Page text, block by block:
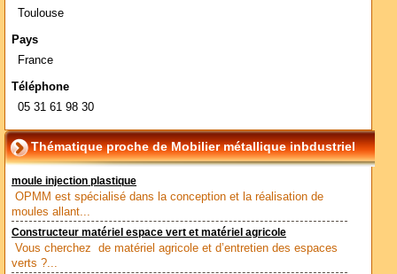
Toulouse
Pays
France
Téléphone
05 31 61 98 30
Thématique proche de Mobilier métallique inbdustriel
moule injection plastique
OPMM est spécialisé dans la conception et la réalisation de
moules allant...
Constructeur matériel espace vert et matériel agricole
Vous cherchez de matériel agricole et d’entretien des espaces
verts ?...